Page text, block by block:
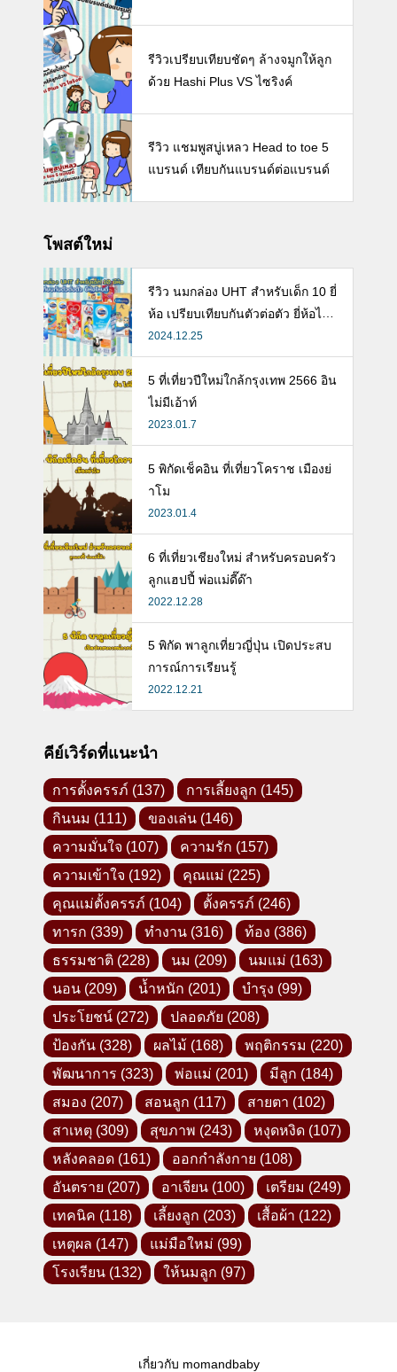
รีวิวเปรียบเทียบชัดๆ ล้างจมูกให้ลูก
ด้วย Hashi Plus VS ไซริงค์
รีวิว แชมพูสบู่เหลว Head to toe 5
แบรนด์ เทียบกันแบรนด์ต่อแบรนด์
โพสต์ใหม่
รีวิว นมกล่อง UHT สำหรับเด็ก 10 ยี่
ห้อ เปรียบเทียบกันตัวต่อตัว ยี่ห้อไห
นดี พร้อมแนะวิธีการเลือกนมกล่องใ
ห้ลูก
2024.12.25
5 ที่เที่ยวปีใหม่ใกล้กรุงเทพ 2566 อิน
ไม่มีเอ้าท์
2023.01.7
5 พิกัดเช็คอิน ที่เที่ยวโคราช เมืองย่
าโม
2023.01.4
6 ที่เที่ยวเชียงใหม่ สำหรับครอบครัว
ลูกแฮปปี้ พ่อแม่ดี๊ด๊า
2022.12.28
5 พิกัด พาลูกเที่ยวญี่ปุ่น เปิดประสบ
การณ์การเรียนรู้
2022.12.21
คีย์เวิร์ดที่แนะนำ
การตั้งครรภ์ (137) การเลี้ยงลูก (145)
กินนม (111) ของเล่น (146)
ความมั่นใจ (107) ความรัก (157)
ความเข้าใจ (192) คุณแม่ (225)
คุณแม่ตั้งครรภ์ (104) ตั้งครรภ์ (246)
ทารก (339) ทำงาน (316) ท้อง (386)
ธรรมชาติ (228) นม (209) นมแม่ (163)
นอน (209) น้ำหนัก (201) บำรุง (99)
ประโยชน์ (272) ปลอดภัย (208)
ป้องกัน (328) ผลไม้ (168) พฤติกรรม (220)
พัฒนาการ (323) พ่อแม่ (201) มีลูก (184)
สมอง (207) สอนลูก (117) สายตา (102)
สาเหตุ (309) สุขภาพ (243) หงุดหงิด (107)
หลังคลอด (161) ออกกำลังกาย (108)
อันตราย (207) อาเจียน (100) เตรียม (249)
เทคนิค (118) เลี้ยงลูก (203) เสื้อผ้า (122)
เหตุผล (147) แม่มือใหม่ (99)
โรงเรียน (132) ให้นมลูก (97)
เกี่ยวกับ momandbaby